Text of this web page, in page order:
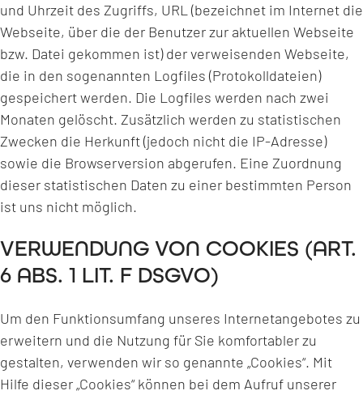
und Uhrzeit des Zugriffs, URL (bezeichnet im Internet die
Webseite, über die der Benutzer zur aktuellen Webseite
bzw. Datei gekommen ist) der verweisenden Webseite,
die in den sogenannten Logfiles (Protokolldateien)
gespeichert werden. Die Logfiles werden nach zwei
Monaten gelöscht. Zusätzlich werden zu statistischen
Zwecken die Herkunft (jedoch nicht die IP-Adresse)
sowie die Browserversion abgerufen. Eine Zuordnung
dieser statistischen Daten zu einer bestimmten Person
ist uns nicht möglich.
VERWENDUNG VON COOKIES (ART.
6 ABS. 1 LIT. F DSGVO)
Um den Funktionsumfang unseres Internetangebotes zu
erweitern und die Nutzung für Sie komfortabler zu
gestalten, verwenden wir so genannte „Cookies“. Mit
Hilfe dieser „Cookies“ können bei dem Aufruf unserer